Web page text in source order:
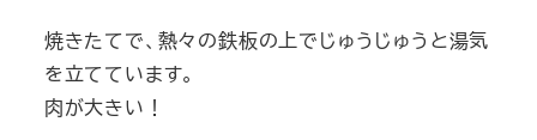
焼きたてで、熱々の鉄板の上でじゅうじゅうと湯気
を立てています。
肉が大きい！